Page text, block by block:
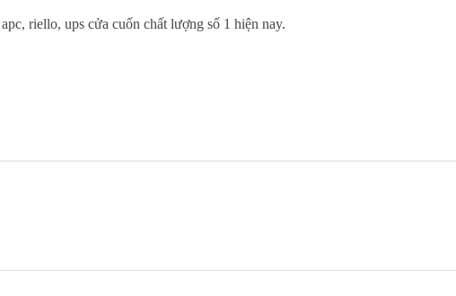
apc, riello, ups cửa cuốn chất lượng số 1 hiện nay.